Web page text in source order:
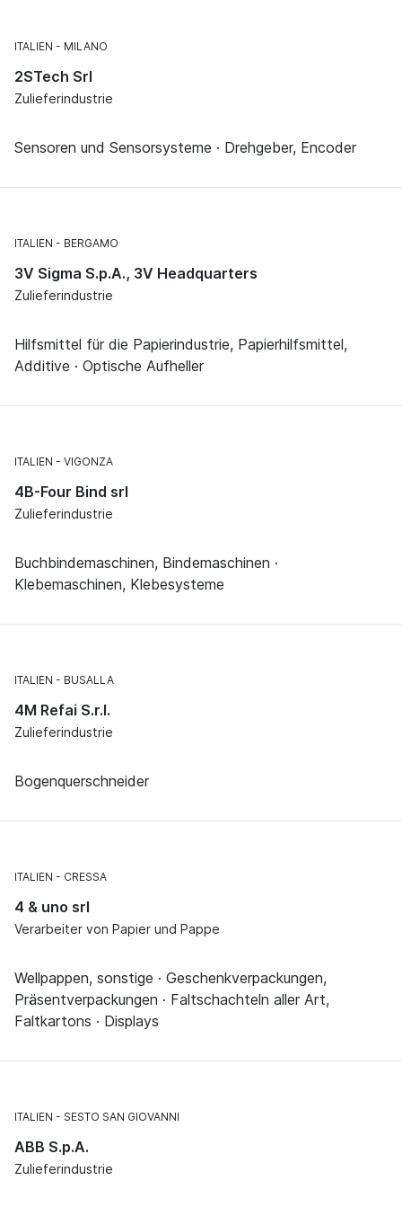
ITALIEN MILANO
2STech Srl
Zulieferindustrie
Sensoren und Sensorsysteme · Drehgeber, Encoder
ITALIEN BERGAMO
3V Sigma S.p.A., 3V Headquarters
Zulieferindustrie
Hilfsmittel für die Papierindustrie, Papierhilfsmittel,
Additive · Optische Aufheller
ITALIEN VIGONZA
4B-Four Bind srl
Zulieferindustrie
Buchbindemaschinen, Bindemaschinen ·
Klebemaschinen, Klebesysteme
ITALIEN BUSALLA
4M Refai S.r.l.
Zulieferindustrie
Bogenquerschneider
ITALIEN CRESSA
4 & uno srl
Verarbeiter von Papier und Pappe
Wellpappen, sonstige · Geschenkverpackungen,
Präsentverpackungen · Faltschachteln aller Art,
Faltkartons · Displays
ITALIEN SESTO SAN GIOVANNI
ABB S.p.A.
Zulieferindustrie